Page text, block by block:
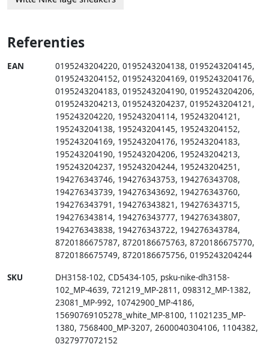
Referenties
EAN 0195243204220, 0195243204138, 0195243204145,
0195243204152, 0195243204169, 0195243204176,
0195243204183, 0195243204190, 0195243204206,
0195243204213, 0195243204237, 0195243204121 ,
195243204220, 195243204114, 195243204121 ,
195243204138, 195243204145, 195243204152,
195243204169, 195243204176, 195243204183,
195243204190, 195243204206, 195243204213,
195243204237, 195243204244, 195243204251 ,
194276343746, 194276343753, 194276343708,
194276343739, 194276343692, 194276343760,
194276343791 , 194276343821 , 194276343715,
194276343814, 194276343777, 194276343807,
194276343838, 194276343722, 194276343784,
8720186675787, 8720186675763, 8720186675770,
8720186675749, 8720186675756, 0195243204244
SKU DH3158-102, CD5434-105, psku-nike-dh3158-
102_MP-4639, 721219_MP-2811 , 098312_MP-1382,
23081_MP-992, 10742900_MP-4186,
15690769105278_white_MP-8100, 11021235_MP-
1380, 7568400_MP-3207, 2600040304106, 1104382,
0327977072152